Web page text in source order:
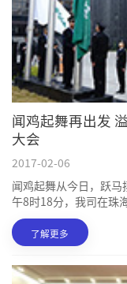
闻鸡起舞再出发
大会
2017-02-06
闻鸡起舞从今日，跃
午8时18分，我司在珠
长携公司高管层，以
开工仪式。
了解更多